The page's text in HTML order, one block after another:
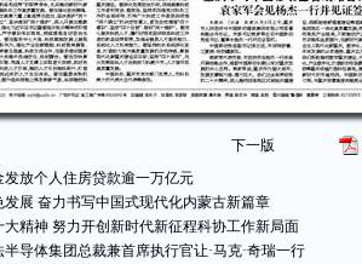
下一版
发放个人住房贷款逾一万亿元
展 奋力书写中国式现代化内蒙古新篇章
精神 努力开创新时代新征程科协工作新局面
导体集团总裁兼首席执行官让·马克·奇瑞一行